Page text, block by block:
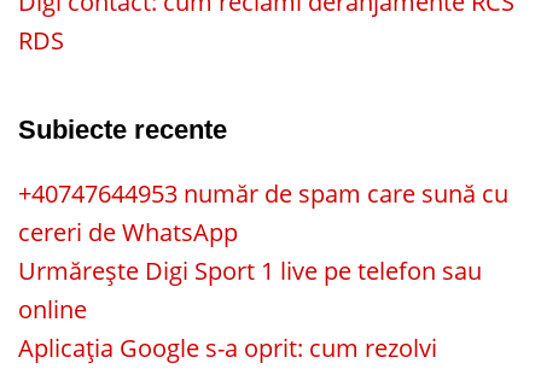
RDS
Subiecte recente
+40747644953 număr de spam care sună cu
cereri de WhatsApp
Urmărește Digi Sport 1 live pe telefon sau
online
Aplicația Google s-a oprit: cum rezolvi